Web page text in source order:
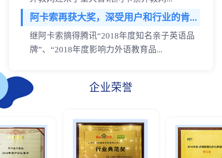
阿卡索再获大奖，深受用户和行业的肯...
继阿卡索摘得腾讯“2018年度知名亲子英语品
牌”、“2018年度影响力外语教育品...
企业荣誉